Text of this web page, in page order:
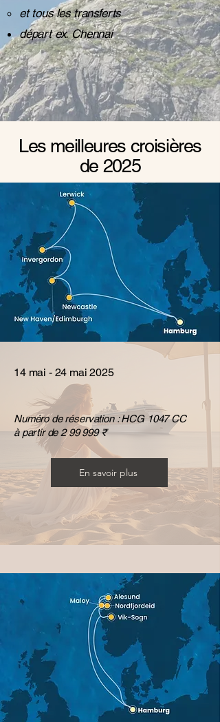
et tous les transferts
départ ex. Chennai
Les meilleures croisières
de 2025
Numéro de réservation : HCG 1047 CC
à partir de 2 99 999 ₹
14 mai - 24 mai 2025
En savoir plus